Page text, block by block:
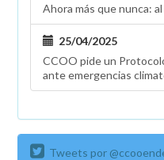
Ahora más que nunca:
25/04/2025
CCOO pide un
ante emergencias
Tweets por